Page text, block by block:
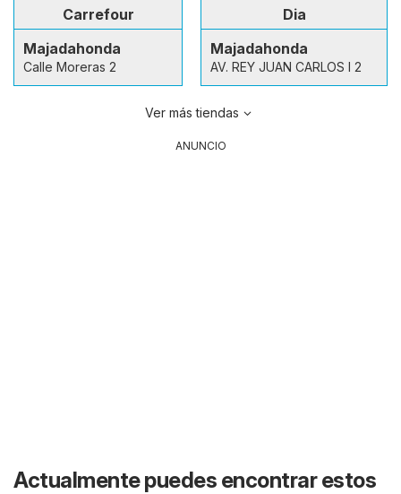
Carrefour
Majadahonda
Calle Moreras 2
Dia
Majadahonda
AV. REY JUAN CARLOS I 2
Ver más tiendas
ANUNCIO
Actualmente puedes encontrar estos